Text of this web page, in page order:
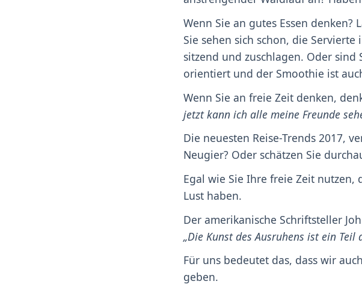
Wenn Sie an gutes Essen
Sie sehen sich schon, die
sitzend und zuschlagen. Oder
orientiert und der Smoothie ist
Wenn Sie an freie Zeit denken,
jetzt kann ich alle meine Freunde
Die neuesten Reise-Trends 2017,
Neugier? Oder schätzen Sie
Egal wie Sie Ihre freie Zeit nutzen,
Lust haben.
Der amerikanische Schriftsteller
„Die Kunst des Ausruhens ist ein Teil
Für uns bedeutet das, dass wir
geben.